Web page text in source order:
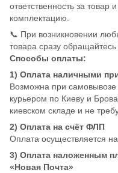
ответственность за товар
комплектацию.
📞 При возникновении
товара сразу
Способы оплаты:
1) Оплата наличными
Возможна при самовывозе
курьером по Киеву и
киевском складе и не
2) Оплата на счёт ФЛП
Оплата осуществляется
3) Оплата наложенным
«Новая Почта»